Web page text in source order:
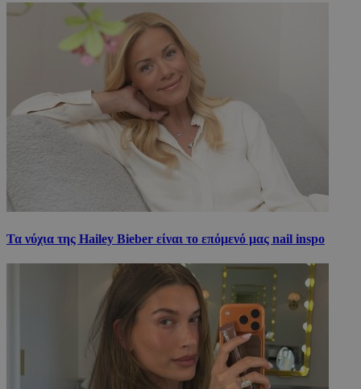
Τα νύχια της Hailey Bieber είναι το επόμενό μας nail inspo